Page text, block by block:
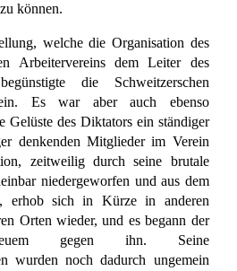
können.
welche die Organisation des
Arbeitervereins dem Leiter des
die Schweitzerschen
Es war aber auch ebenso
Gelüste des Diktators ein ständiger
denkenden Mitglieder im Verein
zeitweilig durch seine brutale
niedergeworfen und aus dem
erhob sich in Kürze in anderen
Orten wieder, und es begann der
gegen ihn. Seine
wurden noch dadurch ungemein